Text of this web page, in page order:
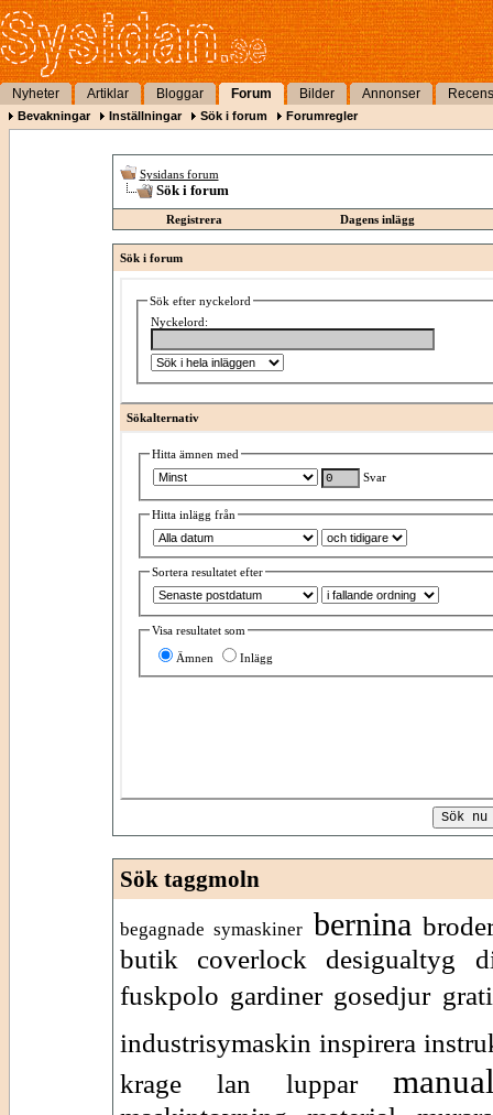
Nyheter Artiklar Bloggar Forum Bilder Annonser
Bevakningar Inställningar Sök i forum Forumregler
Sysidans forum
Sök i forum
Registrera Dagens inlägg
Sök i forum
Sök efter nyckelord
Nyckelord:
Sökalternativ
Hitta ämnen med
Svar
Hitta inlägg från
Sortera resultatet efter
Visa resultatet som
Ämnen Inlägg
Sök taggmoln
begagnade symaskiner bernina
butik
coverlock desigualtyg
fuskpolo gardiner gosedjur
industrisymaskin inspirera
krage
lan luppar